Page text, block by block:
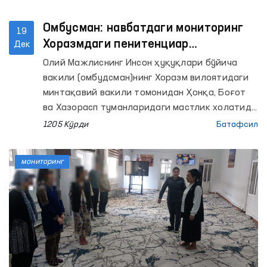
19
Дек
Омбусман: навбатдаги мониторинг
Хоразмдаги пенитенциар
муассасаларда
Олий Мажлиснинг Инсон ҳуқуқлари бўйича
вакили (омбудсман)нинг Хоразм вилоятидаги
минтақавий вакили томонидан Ҳонқа, Боғот
ва Хазорасп туманларидаги мастлик холатида
бўлган фуқароларга тиббий хизмат кўрсатиш
Хазорасп туманидаги вақтинча сақлаш
ҳибсхонаси, Урганч шахридаги Реабилитация
қилиш маркази, Маъмурий қамоққа олинган
шахсларни қабул қилиш ва сақлаш учун
мўлжалланган махсус қабулхона ва 11-сон
тергов ҳибсхонасига мониторинг ташрифлари
амалга оширилди.
1205 Кўрди Батафсил
мониторинг